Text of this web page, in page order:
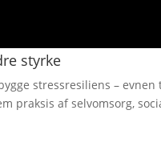
styrke
stressresiliens –
praksis af selvomsorg,